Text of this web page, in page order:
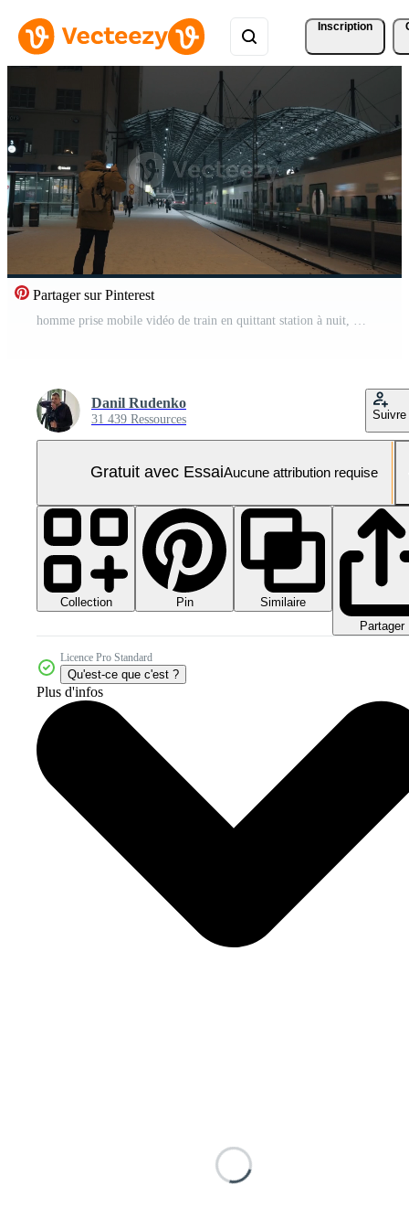
Inscription
Partager sur Pinterest
Danil Rudenko
31 439 Ressources Suivre
Gratuit avec EssaiAucune attribution requise
Collection Pin
Similaire
Partager
Licence Pro Standard
Qu'est-ce que c'est ?
Plus d'infos